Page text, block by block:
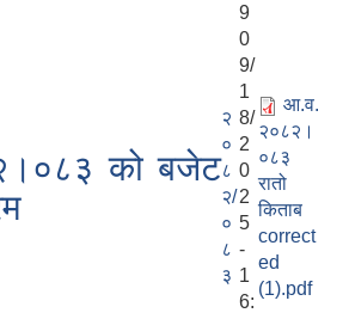
9
को बजेट
२
०
८
२/
०
८
३
0
9/
1
8/
2
0
2
5
-
1
6:
आ.व.
२०८२।
०८३
रातो
किताब
correct
ed
(1).pdf